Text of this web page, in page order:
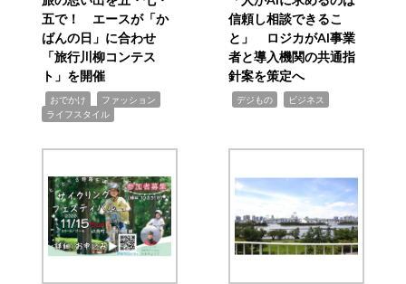
五で！ エースが「か
ばんの日」に合わせ
「旅行川柳コンテス
ト」を開催
おでかけ ファッション
ライフスタイル
信頼し相談できるこ
と」 ロジカがAI事業
者と導入機関の共通指
針案を策定へ
デジもの ビジネス